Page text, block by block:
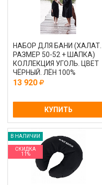
НАБОР ДЛЯ БАНИ (ХАЛАТ.
РАЗМЕР 50-52 + ШАПКА)
КОЛЛЕКЦИЯ УГОЛЬ. ЦВЕТ
ЧЁРНЫЙ. ЛЁН 100%
13 920
КУПИТЬ
В НАЛИЧИИ
СКИДКА
11%